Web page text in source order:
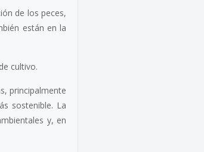
de los peces,
están en la
cultivo.
principalmente
sostenible. La
y, en